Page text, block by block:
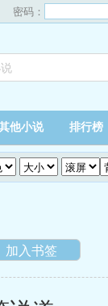
密码：
他小说 排行榜
加入书签